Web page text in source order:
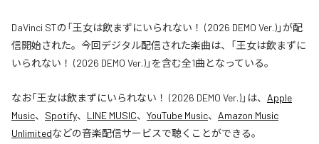
DaVinci STの「王女は飲まずにいられない！ (2026 DEMO Ver.)」が配
信開始された。今回デジタル配信された楽曲は、「王女は飲まずに
いられない！ (2026 DEMO Ver.)」を含む全1曲となっている。
なお「王女は飲まずにいられない！ (2026 DEMO Ver.)」は、 Apple
Music、 Spotify、 LINE MUSIC、 YouTube Music、 Amazon Music
Unlimitedなどの音楽配信サービスで聴くことができる。